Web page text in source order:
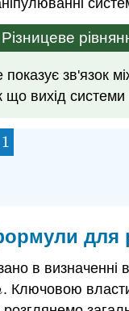
показує зв'язок
вихід системи
1
1
для
в
. Ключовою